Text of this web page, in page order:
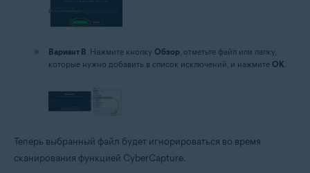
Вариант B . Нажмите кнопку Обзор , отметьте файл или папку,
которые нужно добавить в список исключений, и нажмите OK
Теперь выбранный файл будет игнорироваться во время
сканирования функцией CyberCapture.